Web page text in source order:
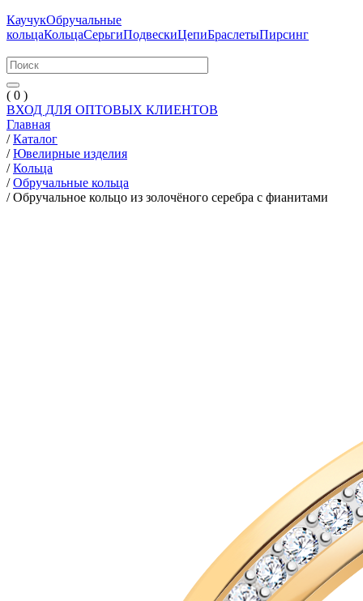
КаучукОбручальные
кольцаКольцаСерьгиПодвескиЦепиБраслетыПирсинг
( 0 )
ВХОД ДЛЯ ОПТОВЫХ КЛИЕНТОВ
Главная
/ Каталог
/ Ювелирные изделия
/ Кольца
/ Обручальные кольца
/ Обручальное кольцо из золочёного серебра с фианитами